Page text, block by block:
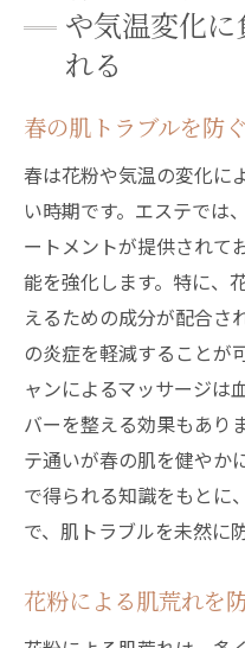
や気温変化
れる
春の肌トラブルを防
春は花粉や気温の変化に
い時期です。エステでは
ートメントが提供されて
能を強化します。特に、
えるための成分が配合さ
の炎症を軽減することが
ャンによるマッサージは
バーを整える効果もあり
テ通いが春の肌を健やか
で得られる知識をもとに
で、肌トラブルを未然に
花粉による肌荒れを